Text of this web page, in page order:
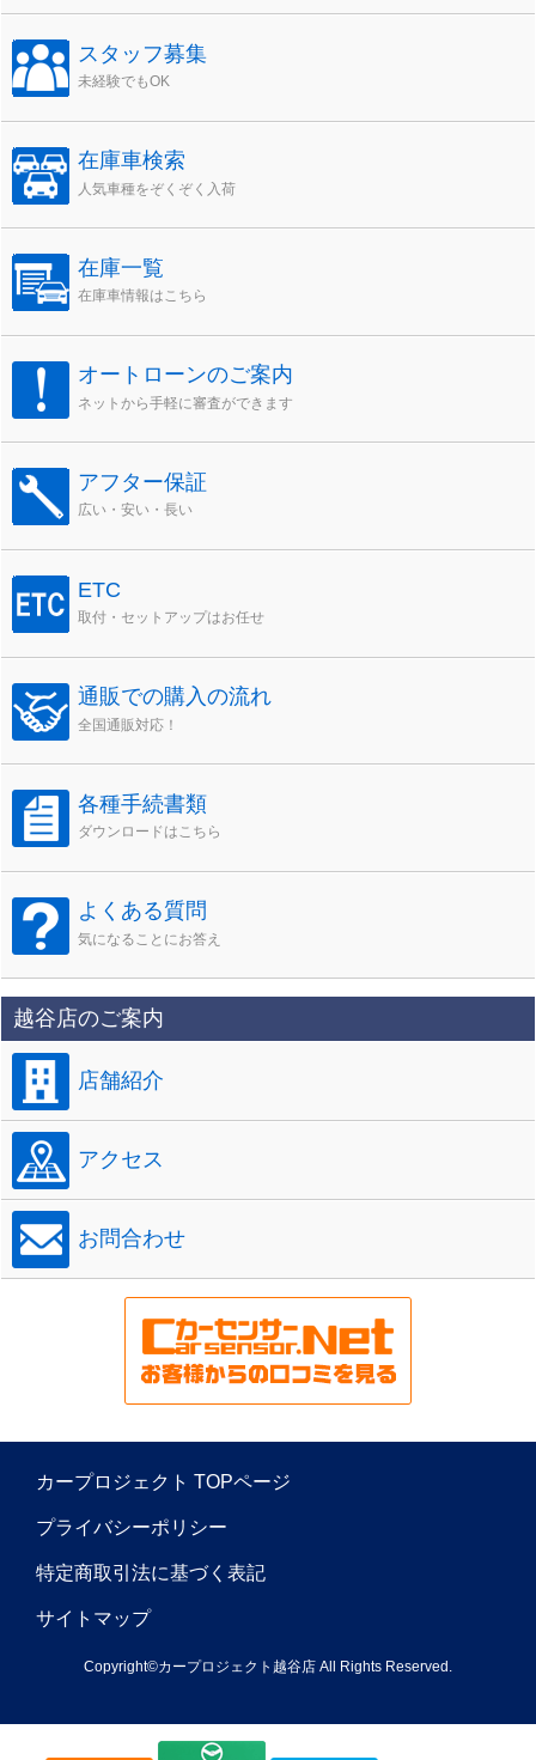
スタッフ募集
未経験でもOK
在庫車検索
人気車種をぞくぞく入荷
在庫一覧
在庫車情報はこちら
オートローンのご案内
ネットから手軽に審査ができます
アフター保証
広い・安い・長い
ETC
取付・セットアップはお任せ
通販での購入の流れ
全国通販対応！
各種手続書類
ダウンロードはこちら
よくある質問
気になることにお答え
越谷店のご案内
店舗紹介
アクセス
お問合わせ
カープロジェクト TOPページ
プライバシーポリシー
特定商取引法に基づく表記
サイトマップ
Copyright©カープロジェクト越谷店 All Rights Reserved.